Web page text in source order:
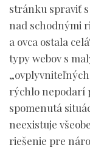
stránku spraviť
nad schodnými
a ovca ostala
typy webov s
rýchlo nepodarí
spomenutá
neexistuje
riešenie pre